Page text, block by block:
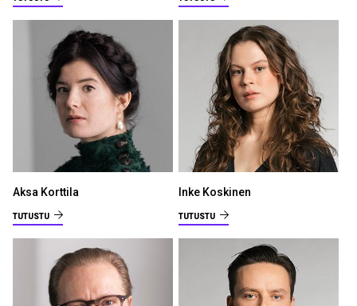
Aksa Korttila
TUTUSTU
Inke Koskinen
TUTUSTU